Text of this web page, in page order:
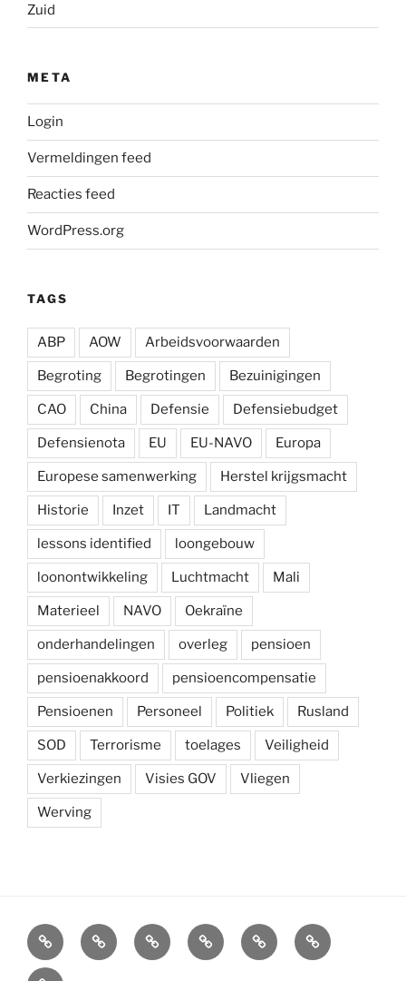
Zuid
META
Login
Vermeldingen feed
Reacties feed
WordPress.org
TAGS
ABP AOW Arbeidsvoorwaarden
Begroting Begrotingen Bezuinigingen
CAO China Defensie Defensiebudget
Defensienota EU EU-NAVO Europa
Europese samenwerking Herstel krijgsmacht
Historie Inzet IT Landmacht
lessons identified loongebouw
loonontwikkeling Luchtmacht Mali
Materieel NAVO Oekraïne
onderhandelingen overleg pensioen
pensioenakkoord pensioencompensatie
Pensioenen Personeel Politiek Rusland
SOD Terrorisme toelages Veiligheid
Verkiezingen Visies GOV Vliegen
Werving
Arbeidsvoorwaarden
Carré
Onze
krijgsmacht
Ledenvoordelen
AfdelingenSymposium